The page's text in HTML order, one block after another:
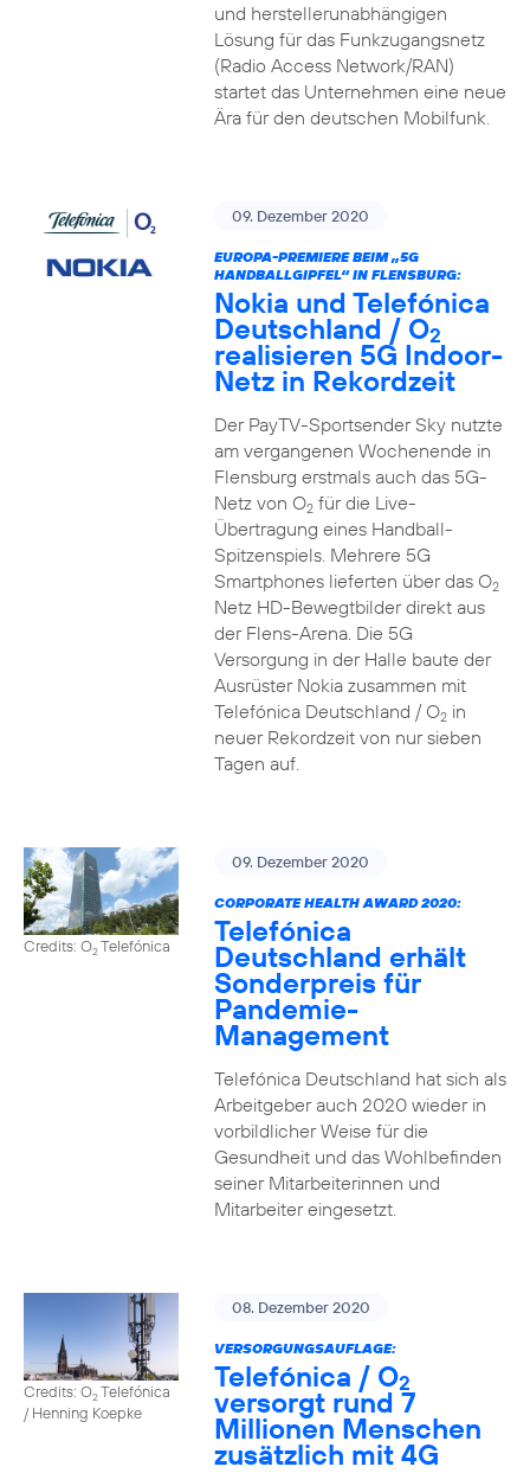
und herstellerunabhängigen
Lösung für das Funkzugangsnetz
(Radio Access Network/RAN)
startet das Unternehmen eine neue
Ära für den deutschen Mobilfunk.
09. Dezember 2020
EUROPA-PREMIERE BEIM „5G
HANDBALLGIPFEL“ IN FLENSBURG:
Nokia und Telefónica
Deutschland / O2
realisieren 5G Indoor-
Netz in Rekordzeit
Der PayTV-Sportsender Sky nutzte
am vergangenen Wochenende in
Flensburg erstmals auch das 5G-
Netz von O2für die Live-
Übertragung eines Handball-
Spitzenspiels. Mehrere 5G
Smartphones lieferten über das O2
Netz HD-Bewegtbilder direkt aus
der Flens-Arena. Die 5G
Versorgung in der Halle baute der
Ausrüster Nokia zusammen mit
Telefónica Deutschland / O2in
neuer Rekordzeit von nur sieben
Tagen auf.
Credits: O2Telefónica
09. Dezember 2020
CORPORATE HEALTH AWARD 2020:
Telefónica
Deutschland erhält
Sonderpreis für
Pandemie-
Management
Telefónica Deutschland hat sich als
Arbeitgeber auch 2020 wieder in
vorbildlicher Weise für die
Gesundheit und das Wohlbefinden
seiner Mitarbeiterinnen und
Mitarbeiter eingesetzt.
Credits: O2Telefónica
/ Henning Koepke
08. Dezember 2020
VERSORGUNGSAUFLAGE:
Telefónica / O2
versorgt rund 7
Millionen Menschen
zusätzlich mit 4G